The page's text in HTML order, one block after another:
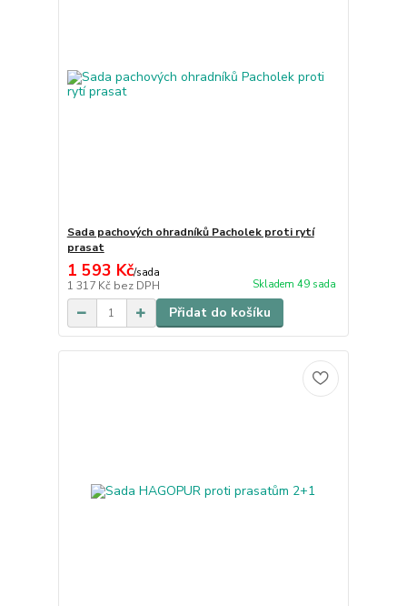
Sada pachových ohradníků Pacholek proti rytí
prasat
1 593 Kč/sada
1 317 Kč bez DPH Skladem 49 sada
Přidat do košíku